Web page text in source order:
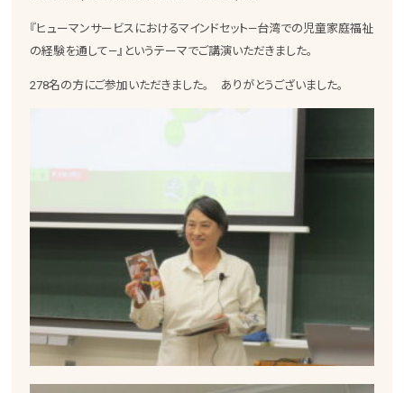
『ヒューマンサービスにおけるマインドセット—台湾での児童家庭福祉
の経験を通して—』というテーマでご講演いただきました。
278名の方にご参加いただきました。 ありがとうございました。